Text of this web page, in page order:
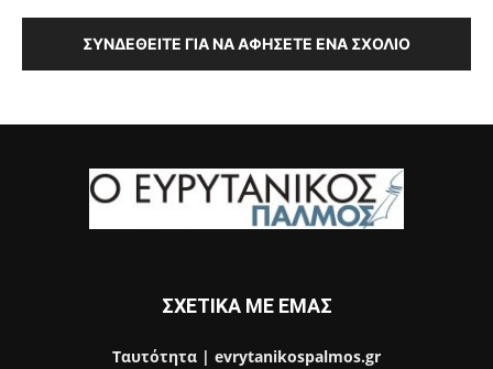
ΣΥΝΔΕΘΕΊΤΕ ΓΙΑ ΝΑ ΑΦΉΣΕΤΕ ΈΝΑ ΣΧΌΛΙΟ
ΣΧΕΤΙΚΑ ΜΕ ΕΜΑΣ
Ταυτότητα | evrytanikospalmos.gr